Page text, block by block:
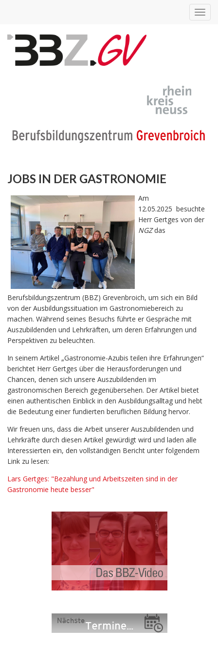
JOBS IN DER GASTRONOMIE
Am
12.05.2025 besuchte
Herr Gertges von der
NGZdas
Berufsbildungszentrum (BBZ) Grevenbroich, um sich ein Bild
von der Ausbildungssituation im Gastronomiebereich zu
machen. Während seines Besuchs führte er Gespräche mit
Auszubildenden und Lehrkräften, um deren Erfahrungen und
Perspektiven zu beleuchten.
In seinem Artikel „Gastronomie-Azubisteilen ihre Erfahrungen“
berichtet Herr Gertges über die Herausforderungen und
Chancen, denen sich unsere Auszubildenden im
gastronomischen Bereich gegenübersehen. Der Artikel bietet
einen authentischen Einblick in den Ausbildungsalltag und hebt
die Bedeutung einer fundierten beruflichen Bildung hervor.
Wir freuen uns, dass die Arbeit unserer Auszubildenden und
Lehrkräfte durch diesen Artikel gewürdigt wird und laden alle
Interessierten ein, den vollständigen Bericht unter folgendem
Link zu lesen:
Lars Gertges: "Bezahlung und Arbeitszeiten sind in der
Gastronomie heute besser"